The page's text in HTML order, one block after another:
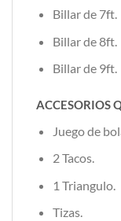
Billar de 7ft.
Billar de 8ft.
Billar de 9ft.
ACCESORIOS
Juego de
2 Tacos.
1 Triangulo.
Tizas.